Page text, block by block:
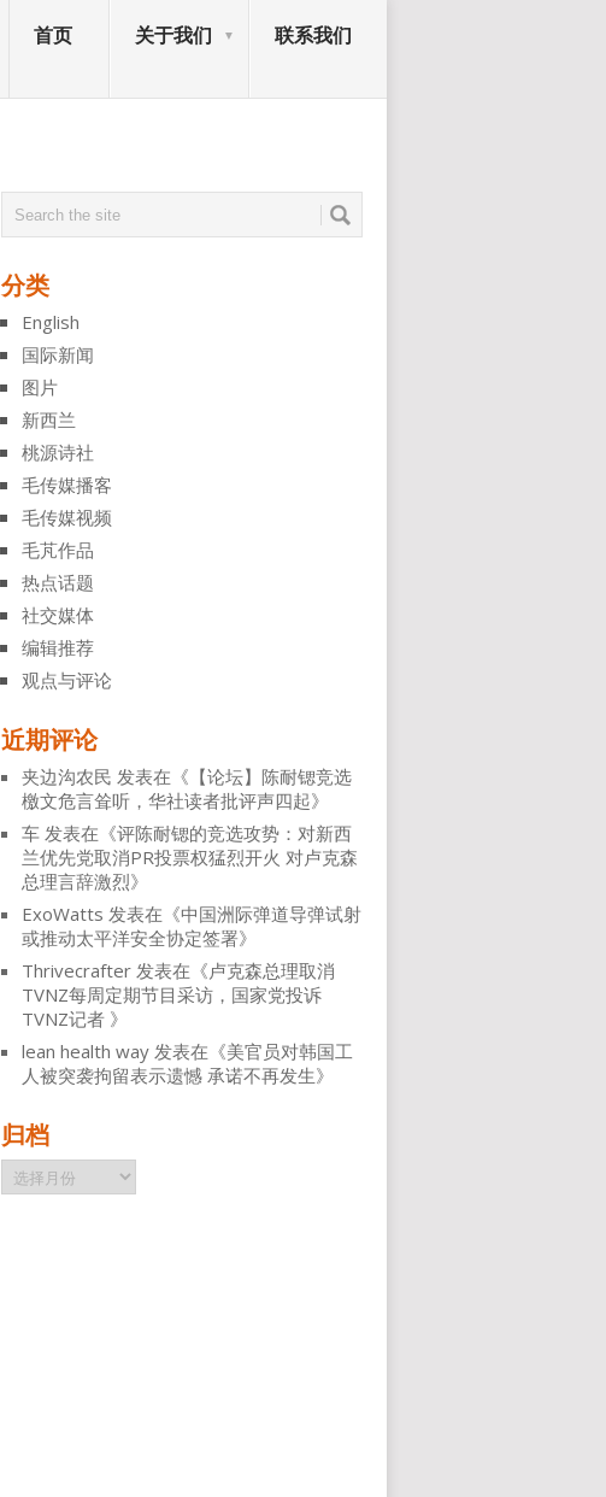
首页 关于我们 联系我们
分类
English
国际新闻
图片
新西兰
桃源诗社
毛传媒播客
毛传媒视频
毛芃作品
热点话题
社交媒体
编辑推荐
观点与评论
近期评论
夹边沟农民 发表在《 【论坛】陈耐锶竞选
檄文危言耸听，华社读者批评声四起》
车 发表在《评陈耐锶的竞选攻势：对新西
兰优先党取消PR投票权猛烈开火 对卢克森
总理言辞激烈》
ExoWatts 发表在《中国洲际弹道导弹试射
或推动太平洋安全协定签署》
Thrivecrafter 发表在《卢克森总理取消
TVNZ每周定期节目采访，国家党投诉
TVNZ记者 》
lean health way 发表在《美官员对韩国工
人被突袭拘留表示遗憾 承诺不再发生》
归档
归
档